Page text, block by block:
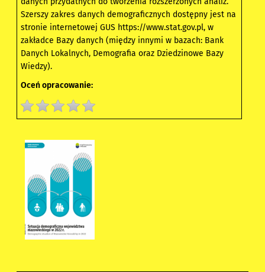
Szerszy zakres danych demograficznych dostępny jest na
stronie internetowej GUS https://www.stat.gov.pl, w
zakładce Bazy danych (między innymi w bazach: Bank
Danych Lokalnych, Demografia oraz Dziedzinowe Bazy
Wiedzy).
Oceń opracowanie: